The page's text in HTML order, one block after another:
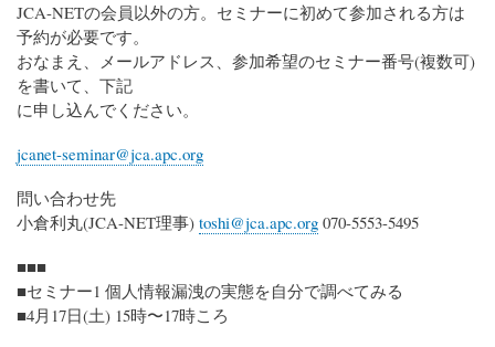
JCA-NETの会員以外の方。セミナーに初めて参加される方は
予約が必要です。
おなまえ、メールアドレス、参加希望のセミナー番号(複数可)
を書いて、下記
に申し込んでください。
jcanet-seminar@jca.apc.org
問い合わせ先
小倉利丸(JCA-NET理事) toshi@jca.apc.org 070-5553-5495
■■■
■セミナー1 個人情報漏洩の実態を自分で調べてみる
■4月17日(土) 15時〜17時ころ